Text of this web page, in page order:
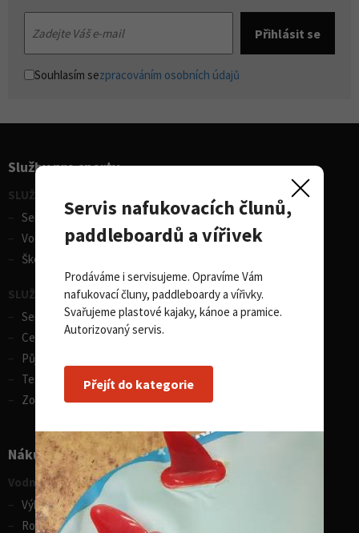
Souhlasím sezpracováním osobních údajů
Služby pro sporty
SLUŽBY - vodní sporty
Servis lodí a člunů
Vodácká půjčovna lodí
Škola eskymování
SLUŽBY - zimní sporty
Servis lyží
Celosezonní půjčovna lyží
Půjčovna lyží
Test centrum SPORTEN
Zobrazit vše
Nákupní rádce
Vodní sporty
Výběr pádla na paddleboard
Rozdíly v paddleboardech
Servis nafukovacích člunů,
paddleboardů a vířivek
Prodáváme i servisujeme. Opravíme Vám
nafukovací čluny, paddleboardy a vířivky.
Svařujeme plastové kajaky, kánoe a pramice.
Autorizovaný servis.
Přejít do kategorie